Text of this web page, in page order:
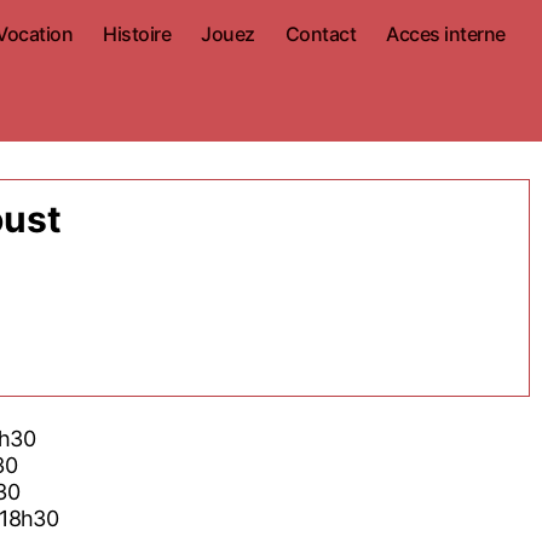
Histoire Jouez Contact Acces interne